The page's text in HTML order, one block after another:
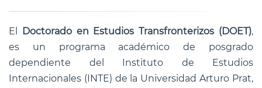
El Doctorado en Estudios Transfronterizos (DOET),
es un programa académico de posgrado
dependiente del Instituto de Estudios
Internacionales (INTE) de la Universidad Arturo Prat,